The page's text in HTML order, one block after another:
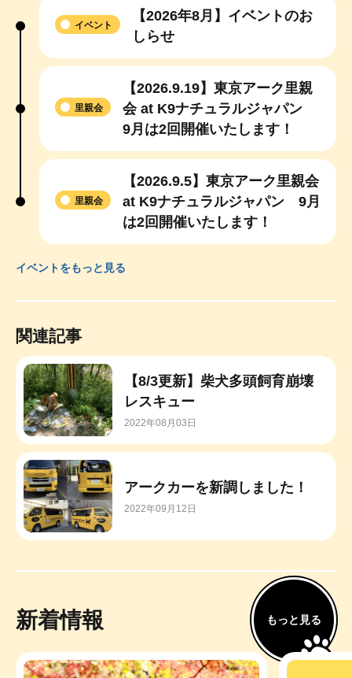
【2026年8月】イベントのお
しらせ
イベント
【2026.9.19】東京アーク里親
会 at K9ナチュラルジャパン
9月は2回開催いたします！
里親会
【2026.9.5】東京アーク里親会
at K9ナチュラルジャパン 9月
は2回開催いたします！
里親会
イベントをもっと見る
関連記事
【8/3更新】柴犬多頭飼育崩壊
レスキュー
2022年08月03日
アークカーを新調しました！
2022年09月12日
新着情報 もっと見る